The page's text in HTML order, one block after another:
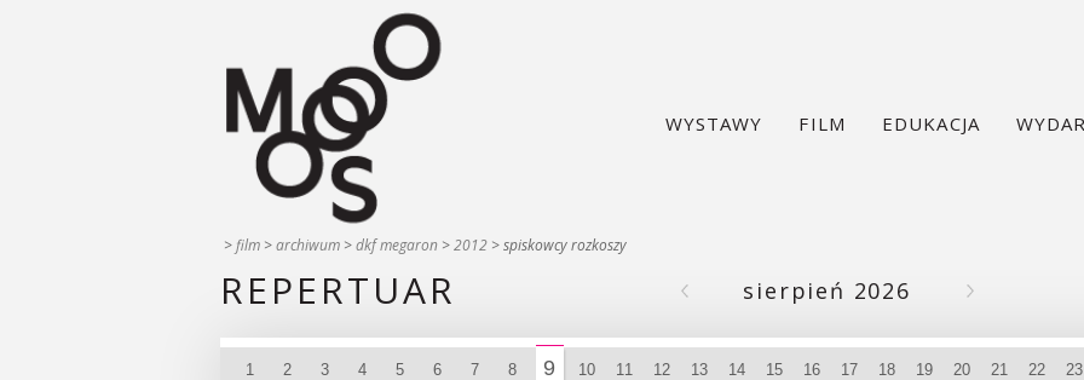
WYSTAWY FILM EDUKACJA
>film >archiwum >dkf megaron >2012 > spiskowcy rozkoszy
REPERTUAR sierpień 2026
1 2 3 4 5 6 7 8 9 10 11 12 13 14 15 16 17 18 19 20 21 22 23